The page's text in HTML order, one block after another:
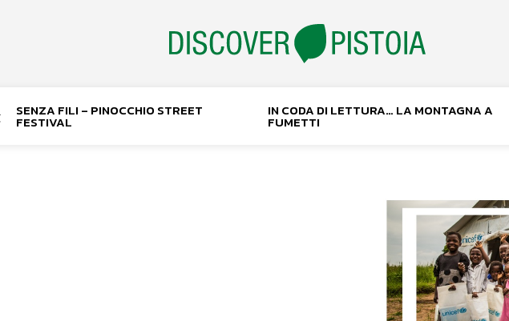
SENZA FILI – PINOCCHIO STREET
FESTIVAL
IN CODA DI LETTURA… LA MONTAGNA A
FUMETTI